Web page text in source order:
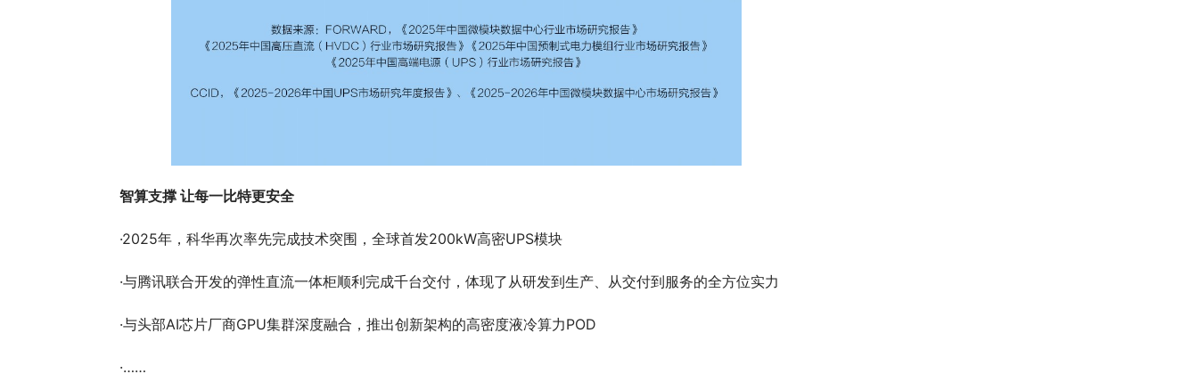
智算支撑 让每一比特更安全
·2025年，科华再次率先完成技术突围，全球首发200kW高密UPS模块
·与腾讯联合开发的弹性直流一体柜顺利完成千台交付，体现了从研发到生产、从交付到服务的全方位实力
·与头部AI芯片厂商GPU集群深度融合，推出创新架构的高密度液冷算力POD
·……